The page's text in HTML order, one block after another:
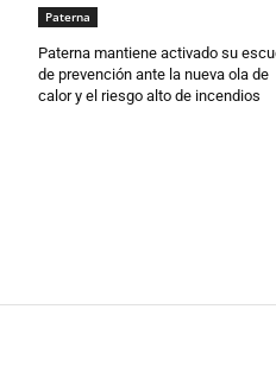
Paterna
Paterna mantiene activado su
de prevención ante la nueva ola de
calor y el riesgo alto de incendios